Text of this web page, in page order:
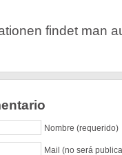
findet man
Nombre (requerido)
Mail (no será